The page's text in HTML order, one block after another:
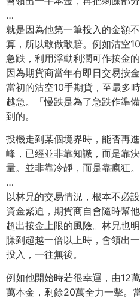
…
就是因為他第一筆投入的金額
算，所以敢做敢賠。例如沽空
急跌，利用浮動利潤可作按金
因為期貨商當年有即日交易按
當初的沽空10手期貨，至最多
越急。「慢跌是為了急跌作準
到的。
投機走到某個境界時，能否再
峰，已經並非靠知識，而是靠
量。並非靠冷靜，而是靠瘋狂。
…
以林兄的交易情況，根本不必
資金緊迫，期貨商自會隨時幫
超出按金上限的風險。林兄也
賺到超越一倍以上時，會領出
投入，一往無後。
例如他開始時若很幸運，由12
萬本金，剩餘20萬全力一擊。